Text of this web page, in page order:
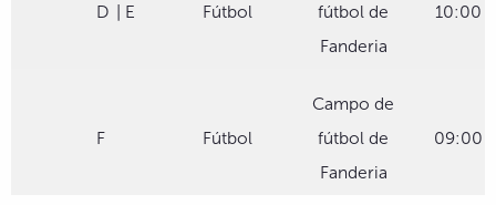
D | E Fútbol
fútbol de
Fanderia
10:00
F Fútbol
Campo de
fútbol de
Fanderia
09:00